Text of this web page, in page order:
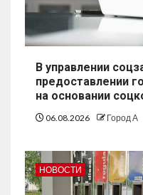
В управлении
предоставлении
на основании
06.08.2026 Город А
НОВОСТИ